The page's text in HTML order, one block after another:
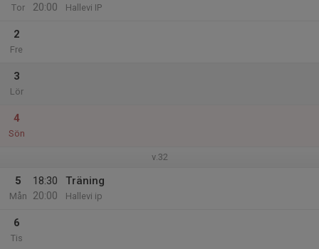
Tor
20:00
Hallevi IP
2
Fre
3
Lör
4
Sön
v.32
5
Mån
18:30
20:00
Träning
Hallevi ip
6
Tis